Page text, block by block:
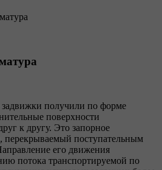
получили по форме
поверхности
к другу. Это запорное
перекрываемый поступательным
его движения
потока транспортируемой по